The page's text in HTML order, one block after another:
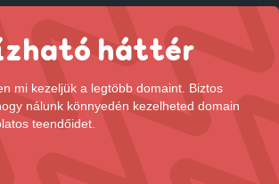
háttér
mi kezeljük a legtöbb domaint. Biztos
nálunk könnyedén kezelheted domain
teendőidet.